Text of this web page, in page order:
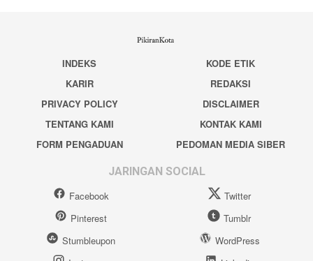
INDEKS
KODE ETIK
KARIR
REDAKSI
PRIVACY POLICY
DISCLAIMER
TENTANG KAMI
KONTAK KAMI
FORM PENGADUAN
PEDOMAN MEDIA SIBER
JARINGAN SOCIAL
Facebook
Twitter
Pinterest
Tumblr
Stumbleupon
WordPress